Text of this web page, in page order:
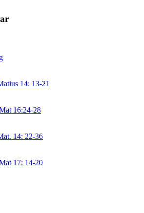
14: 13-21
16:24-28
14: 22-36
17: 14-20